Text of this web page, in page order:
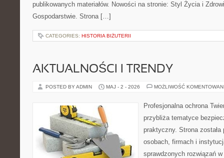
publikowanych materiałów. Nowości na stronie: Styl Życia i
Gospodarstwie. Strona […]
CATEGORIES: HISTORIA BIŻUTERII
AKTUALNOŚCI I TRENDY
POSTED BY ADMIN MAJ - 2 - 2026 MOŻLIWOŚĆ
Profesjonalna ochrona
przybliża tematyce
praktyczny. Strona
osobach, firmach i
sprawdzonych rozwiązań